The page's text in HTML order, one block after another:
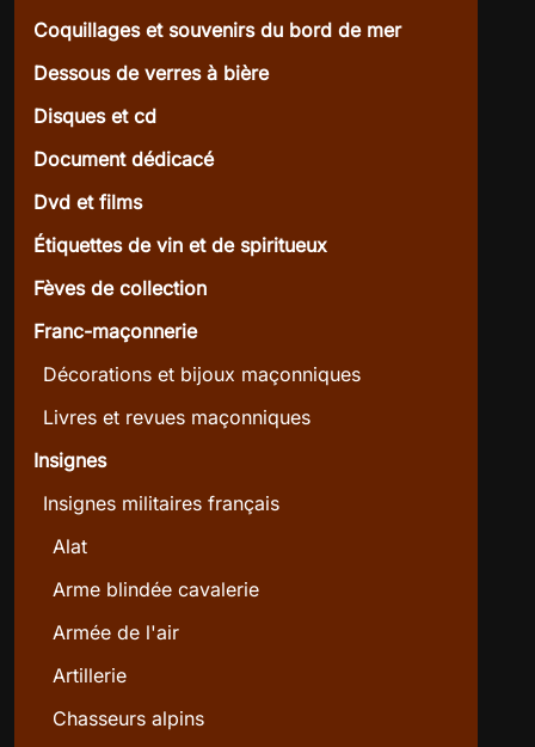
Coquillages et souvenirs du bord de mer
Dessous de verres à bière
Disques et cd
Document dédicacé
Dvd et films
Étiquettes de vin et de spiritueux
Fèves de collection
Franc-maçonnerie
Décorations et bijoux maçonniques
Livres et revues maçonniques
Insignes
Insignes militaires français
Alat
Arme blindée cavalerie
Armée de l'air
Artillerie
Chasseurs alpins